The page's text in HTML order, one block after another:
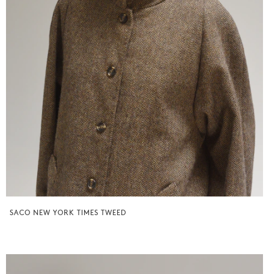
SACO NEW YORK TIMES TWEED